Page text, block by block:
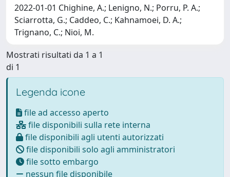
2022-01-01 Chighine, A.; Lenigno, N.; Porru, P. A.;
Sciarrotta, G.; Caddeo, C.; Kahnamoei, D. A.;
Trignano, C.; Nioi, M.
Mostrati risultati da 1 a 1
di 1
Legenda icone
file ad accesso aperto
file disponibili sulla rete interna
file disponibili agli utenti autorizzati
file disponibili solo agli amministratori
file sotto embargo
nessun file disponibile